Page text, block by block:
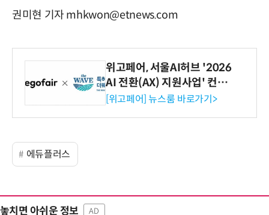
권미현 기자 mhkwon@etnews.com
위고페어, 서울AI허브 '2026
AI 전환(AX) 지원사업' 컨소
시엄 선정
[위고페어] 뉴스룸 바로가기>
에듀플러스
놓치면 아쉬운 정보 AD